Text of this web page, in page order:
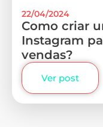
22/04/2024
Como criar
Instagram
vendas?
Ver post